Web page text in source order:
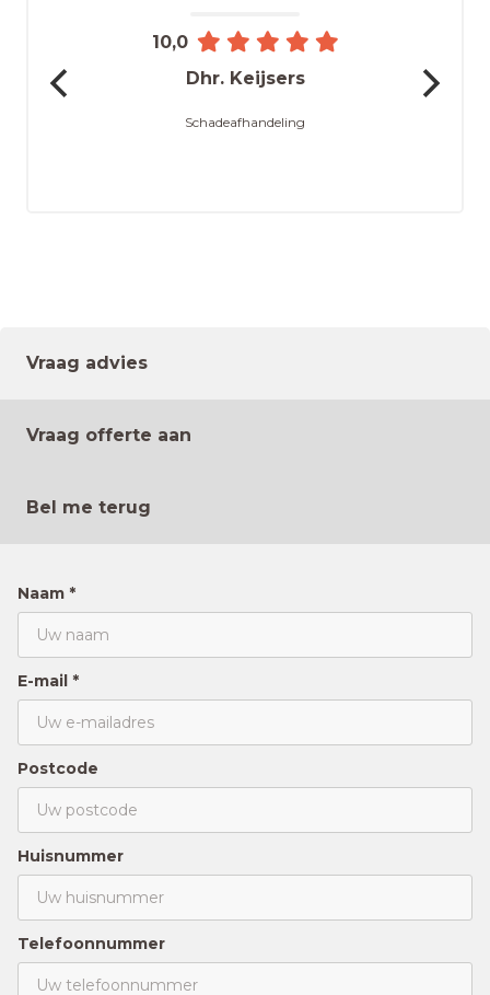
10,0
Dhr. Keijsers
Schadeafhandeling
Vraag advies
Vraag offerte aan
Bel me terug
Naam *
E-mail *
Postcode
Huisnummer
Telefoonnummer